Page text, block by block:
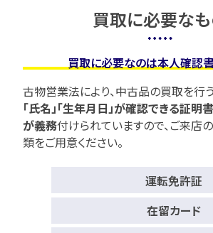
買取に必要な
買取に必要なのは本人確認
古物営業法により、中古品の買取を行
「氏名」「生年月日」が確認できる証明
が義務付けられていますので、 ご来店
類をご用意ください。
運転免許証
在留カード